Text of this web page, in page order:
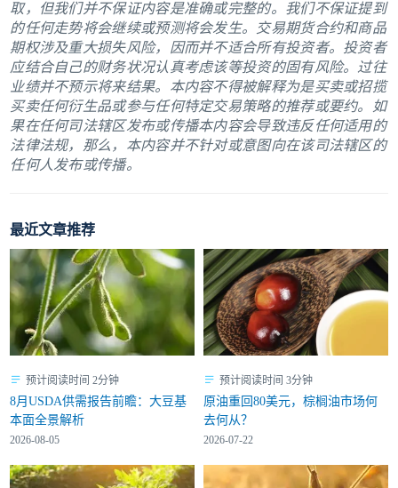
取，但我们并不保证内容是准确或完整的。我们不保证提到
的任何走势将会继续或预测将会发生。交易期货合约和商品
期权涉及重大损失风险，因而并不适合所有投资者。投资者
应结合自己的财务状况认真考虑该等投资的固有风险。过往
业绩并不预示将来结果。本内容不得被解释为是买卖或招揽
买卖任何衍生品或参与任何特定交易策略的推荐或要约。如
果在任何司法辖区发布或传播本内容会导致违反任何适用的
法律法规，那么，本内容并不针对或意图向在该司法辖区的
任何人发布或传播。
最近文章推荐
预计阅读时间 2分钟
8月USDA供需报告前瞻：大豆基
本面全景解析
2026-08-05
预计阅读时间 3分钟
原油重回80美元，棕榈油市场何
去何从？
2026-07-22